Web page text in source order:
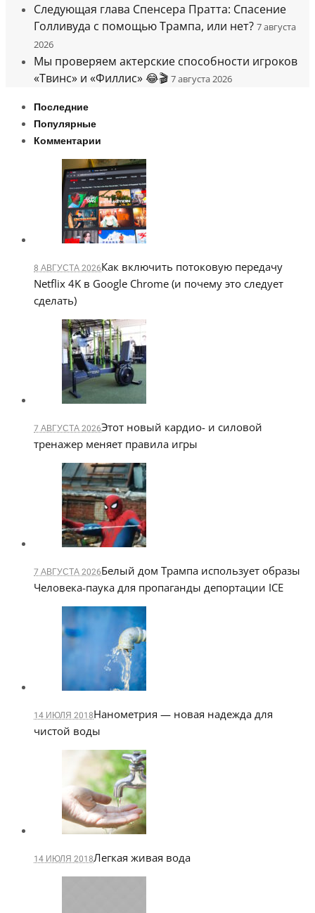
Следующая глава Спенсера Пратта: Спасение
Голливуда с помощью Трампа, или нет? 7 августа
2026
Мы проверяем актерские способности игроков
«Твинс» и «Филлис» 😂🎬 7 августа 2026
Последние
Популярные
Комментарии
8 АВГУСТА 2026Как включить потоковую передачу
Netflix 4K в Google Chrome (и почему это следует
сделать)
7 АВГУСТА 2026Этот новый кардио- и силовой
тренажер меняет правила игры
7 АВГУСТА 2026Белый дом Трампа использует образы
Человека-паука для пропаганды депортации ICE
14 ИЮЛЯ 2018Нанометрия — новая надежда для
чистой воды
14 ИЮЛЯ 2018Легкая живая вода